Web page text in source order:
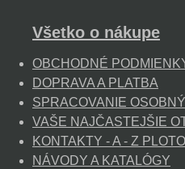
Všetko o nákupe
OBCHODNÉ
DOPRAVA A PLATBA
SPRACOVANIE
VAŠE NAJČASTEJŠIE
KONTAKTY - A - Z
NÁVODY A KATALÓGY